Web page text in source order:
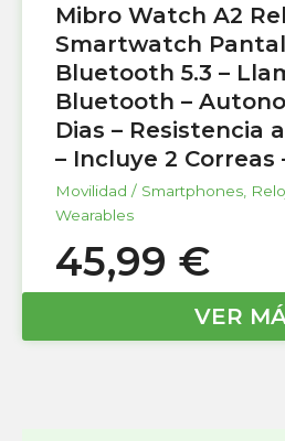
Mibro Watch A2
Smartwatch
Bluetooth 5.3 –
Bluetooth –
Dias – Resistencia
– Incluye 2 Correas
Movilidad / Smartphones
Wearables
45,99 €
VER